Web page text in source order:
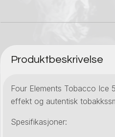
Produktbeskrivelse
Four Elements Tobacco Ice
effekt og autentisk
Spesifikasjoner: